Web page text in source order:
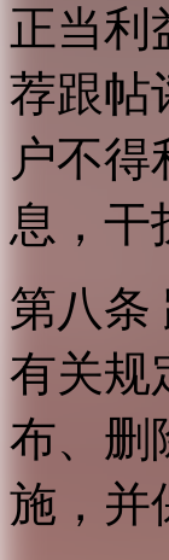
正当利
荐跟帖
户不
息，干
第八条
有关规
布、删
施，并